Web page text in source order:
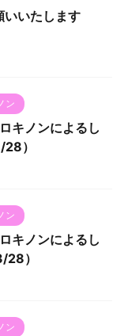
いたします
ン
キノンによるし
）
ン
キノンによるし
28）
ン